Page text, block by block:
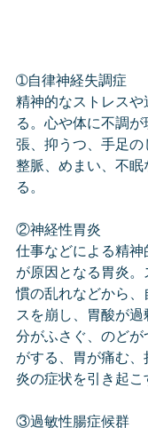
➀自律神経失調症
精神的なストレス
る。心や体に不調
張、抑うつ、手足
整脈、めまい、不
る。
②神経性胃炎
仕事などによる精
が原因となる胃炎
慣の乱れなどから
スを崩し、胃酸が
分がふさぐ、のど
がする、胃が痛む
炎の症状を引き起こ
③過敏性腸症候群